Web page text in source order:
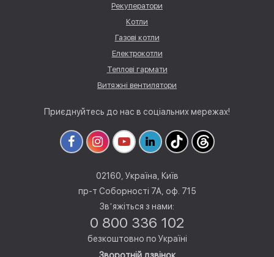
Рекуператори
Котли
Газові котли
Електрокотли
Теплові гармати
Витяжні вентилятори
Приєднуйтесь до нас в соціальних мережах!
02160, Україна, Київ
пр-т Соборності 7А, оф. 715
Звʼяжіться з нами:
0 800 336 102
безкоштовно по Україні
Зворотній дзвінок